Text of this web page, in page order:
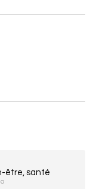
être, santé